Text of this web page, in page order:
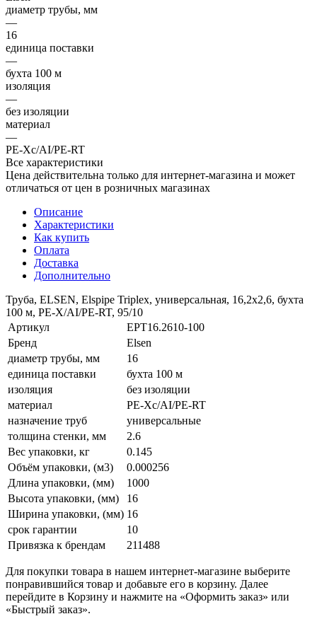
диаметр трубы, мм
—
16
единица поставки
—
бухта 100 м
изоляция
—
без изоляции
материал
—
PE-Xc/AI/PE-RT
Все характеристики
Цена действительна только для интернет-магазина и может
отличаться от цен в розничных магазинах
Описание
Характеристики
Как купить
Оплата
Доставка
Дополнительно
Труба, ELSEN, Elspipe Triplex, универсальная, 16,2x2,6, бухта
100 м, PE-X/AI/PE-RT, 95/10
Артикул
EPT16.2610-100
Бренд
Elsen
диаметр трубы, мм
16
единица поставки
бухта 100 м
изоляция
без изоляции
материал
PE-Xc/AI/PE-RT
назначение труб
универсальные
толщина стенки, мм
2.6
Вес упаковки, кг
0.145
Объём упаковки, (м3)
0.000256
Длина упаковки, (мм)
1000
Высота упаковки, (мм)
16
Ширина упаковки, (мм) 16
срок гарантии
10
Привязка к брендам
211488
Для покупки товара в нашем интернет-магазине выберите
понравившийся товар и добавьте его в корзину. Далее
перейдите в Корзину и нажмите на «Оформить заказ» или
«Быстрый заказ».